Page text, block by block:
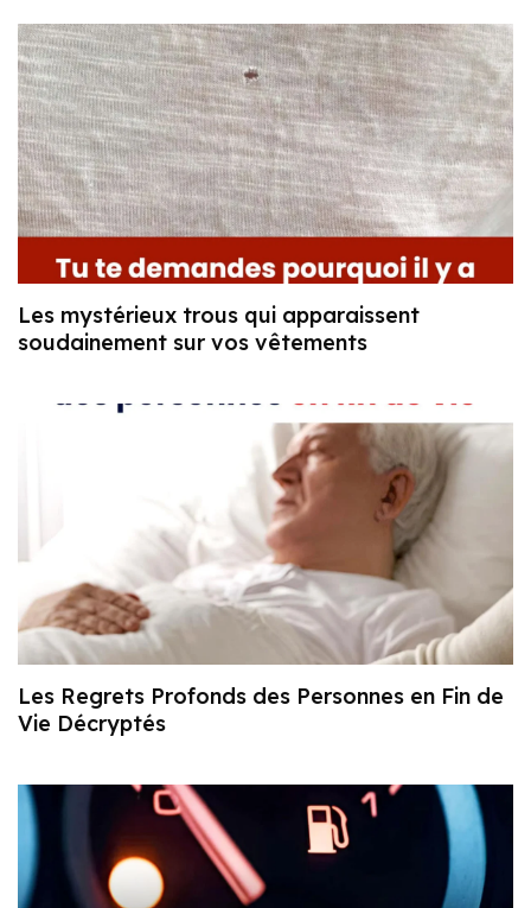
Les mystérieux trous qui apparaissent
soudainement sur vos vêtements
Les Regrets Profonds des Personnes en Fin de
Vie Décryptés